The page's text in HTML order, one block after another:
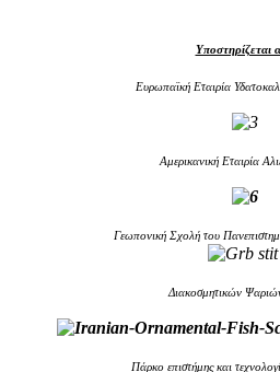
Υποστηρίζεται
Ευρωπαϊκή Εταιρία
Aμερικανική Εταιρία
Γεωπονική Σχολή του
Διακοσμητικών
Πάρκο επιστήμης και